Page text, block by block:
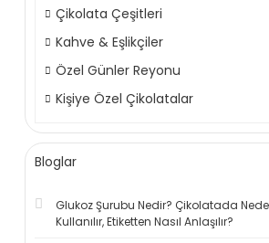
Çikolata Çeşitleri
Kahve & Eşlikçiler
Özel Günler Reyonu
Kişiye Özel Çikolatalar
Bloglar
Glukoz Şurubu Nedir? Çikolatada
Kullanılır, Etiketten Nasıl Anlaşılır?